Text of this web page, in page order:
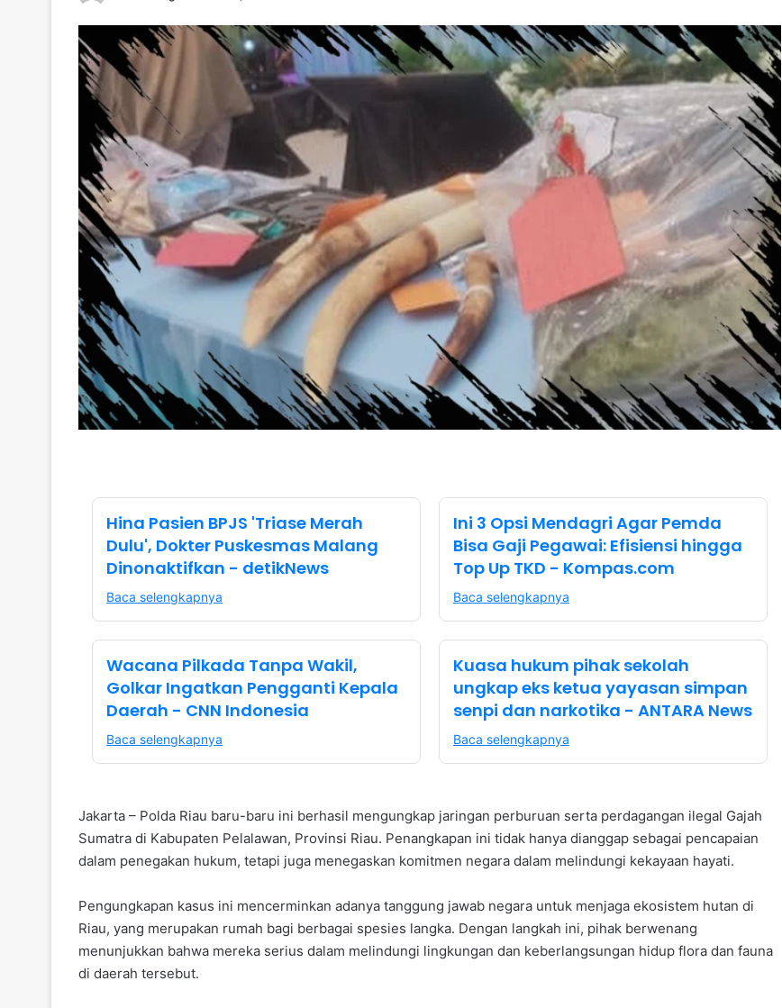
Hina Pasien BPJS 'Triase Merah
Dulu', Dokter Puskesmas Malang
Dinonaktifkan - detikNews
Baca selengkapnya
Ini 3 Opsi Mendagri Agar Pemda
Bisa Gaji Pegawai: Efisiensi hingga
Top Up TKD - Kompas.com
Baca selengkapnya
Wacana Pilkada Tanpa Wakil,
Golkar Ingatkan Pengganti Kepala
Daerah - CNN Indonesia
Baca selengkapnya
Kuasa hukum pihak sekolah
ungkap eks ketua yayasan simpan
senpi dan narkotika - ANTARA News
Baca selengkapnya
Jakarta – Polda Riau baru-baru ini berhasil mengungkap jaringan perburuan serta perdagangan ilegal Gajah
Sumatra di Kabupaten Pelalawan, Provinsi Riau. Penangkapan ini tidak hanya dianggap sebagai pencapaian
dalam penegakan hukum, tetapi juga menegaskan komitmen negara dalam melindungi kekayaan hayati.
Pengungkapan kasus ini mencerminkan adanya tanggung jawab negara untuk menjaga ekosistem hutan di
Riau, yang merupakan rumah bagi berbagai spesies langka. Dengan langkah ini, pihak berwenang
menunjukkan bahwa mereka serius dalam melindungi lingkungan dan keberlangsungan hidup flora dan fauna
di daerah tersebut.